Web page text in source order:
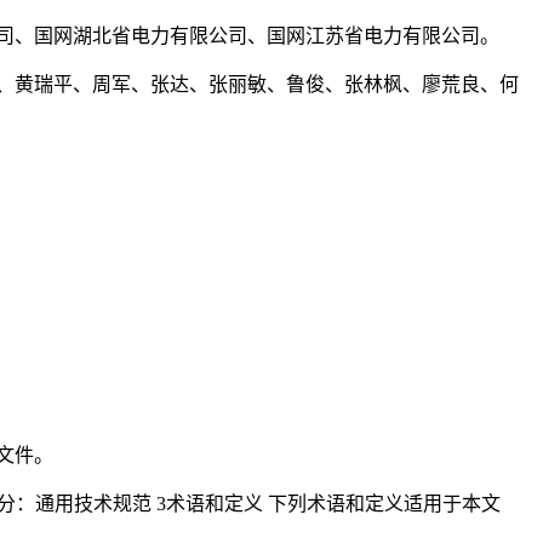
国网湖北省电力有限公司、国网江苏省电力有限公司。
瑞平、周军、张达、张丽敏、鲁俊、张林枫、廖荒良、何
件。
：通用技术规范 3术语和定义 下列术语和定义适用于本文